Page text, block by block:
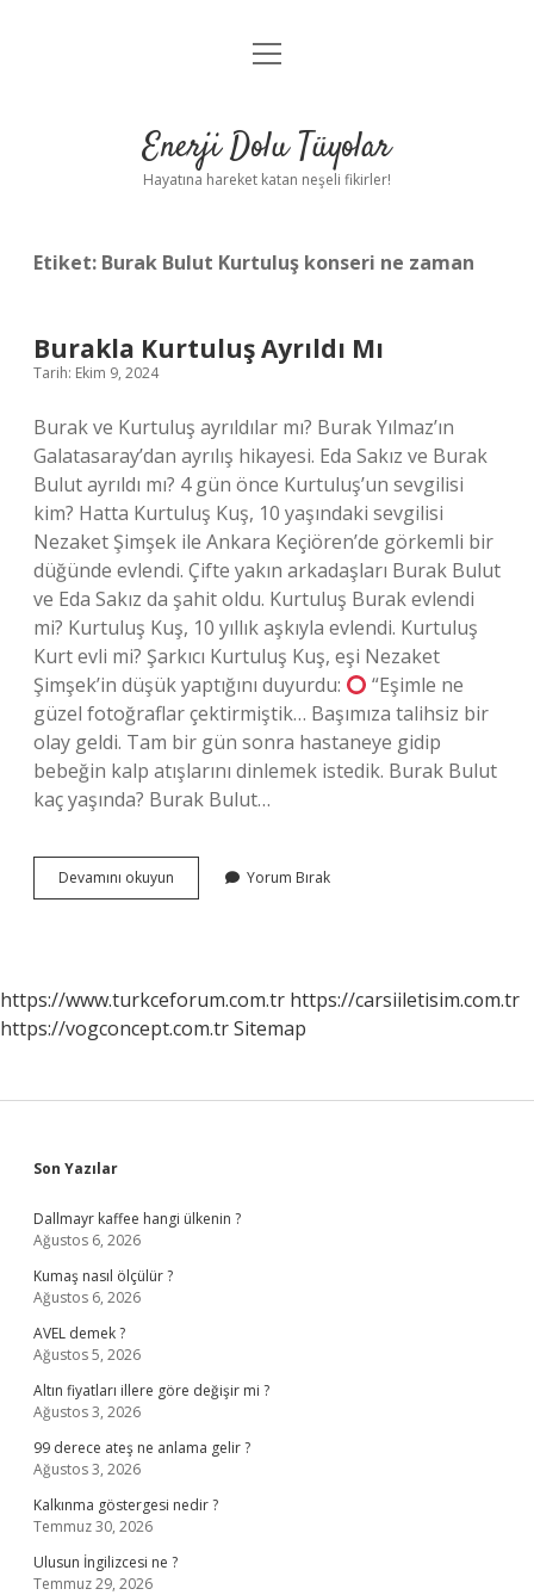
Anasayfa
Yasal Uyarı
menüyü
Enerji Dolu Tüyolar
Hayatına hareket katan neşeli fikirler!
Etiket: Burak Bulut Kurtuluş konseri ne zaman
Burakla Kurtuluş Ayrıldı Mı
Tarih: Ekim 9, 2024
Burak ve Kurtuluş ayrıldılar mı? Burak Yılmaz’ın
Galatasaray’dan ayrılış hikayesi. Eda Sakız ve Burak
Bulut ayrıldı mı? 4 gün önce Kurtuluş’un sevgilisi
kim? Hatta Kurtuluş Kuş, 10 yaşındaki sevgilisi
Nezaket Şimşek ile Ankara Keçiören’de görkemli bir
düğünde evlendi. Çifte yakın arkadaşları Burak Bulut
ve Eda Sakız da şahit oldu. Kurtuluş Burak evlendi
mi? Kurtuluş Kuş, 10 yıllık aşkıyla evlendi. Kurtuluş
Kurt evli mi? Şarkıcı Kurtuluş Kuş, eşi Nezaket
Şimşek’in düşük yaptığını duyurdu:
“Eşimle ne
güzel fotoğraflar çektirmiştik… Başımıza talihsiz bir
olay geldi. Tam bir gün sonra hastaneye gidip
bebeğin kalp atışlarını dinlemek istedik. Burak Bulut
kaç yaşında? Burak Bulut…
Devamını okuyun
Kurtuluş
Yorum Bırak
https://www.turkceforum.com.tr https://carsiiletisim.com.tr
https://vogconcept.com.trSitemap
Sidebar
Son Yazılar
Dallmayr kaffee hangi ülkenin ?
Ağustos 6, 2026
Kumaş nasıl ölçülür ?
Ağustos 6, 2026
AVEL demek ?
Ağustos 5, 2026
Altın fiyatları illere göre değişir mi ?
Ağustos 3, 2026
99 derece ateş ne anlama gelir ?
Ağustos 3, 2026
Kalkınma göstergesi nedir ?
Temmuz 30, 2026
Ulusun İngilizcesi ne ?
Temmuz 29, 2026